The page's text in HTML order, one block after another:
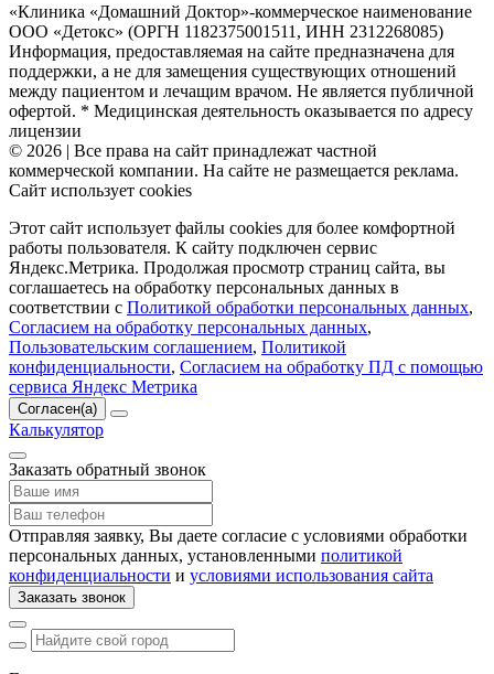
«Клиника «Домашний Доктор»-коммерческое наименование
ООО «Детокс» (ОРГН 1182375001511, ИНН 2312268085)
Информация, предоставляемая на сайте предназначена для
поддержки, а не для замещения существующих отношений
между пациентом и лечащим врачом. Не является публичной
офертой. * Медицинская деятельность оказывается по адресу
лицензии
© 2026 | Все права на сайт принадлежат частной
коммерческой компании. На сайте не размещается реклама.
Сайт использует cookies
Этот сайт использует файлы cookies для более комфортной
работы пользователя. К сайту подключен сервис
Яндекс.Метрика. Продолжая просмотр страниц сайта, вы
соглашаетесь на обработку персональных данных в
соответствии с Политикой обработки персональных данных,
Согласием на обработку персональных данных,
Пользовательским соглашением, Политикой
конфиденциальности, Согласием на обработку ПД с помощью
сервиса Яндекс Метрика
Согласен(а)
Калькулятор
Заказать обратный звонок
Отправляя заявку, Вы даете согласие с условиями обработки
персональных данных, установленными политикой
конфиденциальности и условиями использования сайта
Заказать звонок